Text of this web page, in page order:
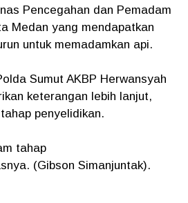
Pencegahan dan Pemadam
Medan yang mendapatkan
untuk memadamkan api.
Sumut AKBP Herwansyah
keterangan lebih lanjut,
penyelidikan.
tahap
(Gibson Simanjuntak).